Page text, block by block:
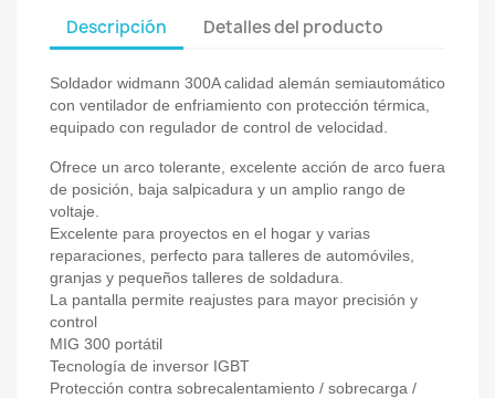
Descripción Detalles del producto
Soldador widmann 300A calidad alemán semiautomático
con ventilador de enfriamiento con protección térmica,
equipado con regulador de control de velocidad.
Ofrece un arco tolerante, excelente acción de arco fuera
de posición, baja salpicadura y un amplio rango de
voltaje.
Excelente para proyectos en el hogar y varias
reparaciones, perfecto para talleres de automóviles,
granjas y pequeños talleres de soldadura.
La pantalla permite reajustes para mayor precisión y
control
MIG 300 portátil
Tecnología de inversor IGBT
Protección contra sobrecalentamiento / sobrecarga /